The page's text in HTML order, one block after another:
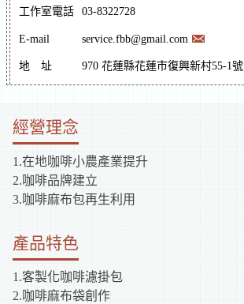
蓮
化
體
逛
市
補
助
資
訊
工作室電話 03-8322728
E-mail service.fbb@gmail.com
地址 970 花蓮縣花蓮市復興新村55-1號
經營理念
1.在地咖啡小農產業提升
2.咖啡品牌建立
3.咖啡麻布包再生利用
產品特色
1.客製化咖啡濾掛包
2.咖啡麻布袋創作